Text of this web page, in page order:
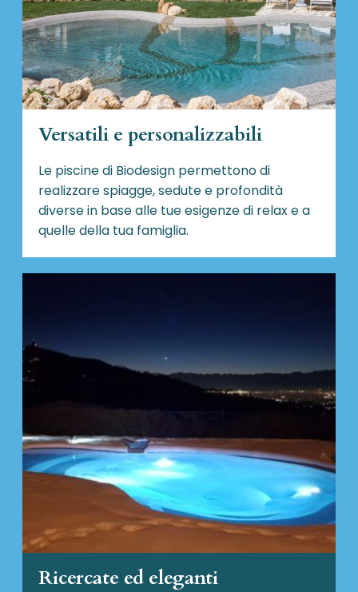
Versatili e personalizzabili
Le piscine di Biodesign permettono di
realizzare spiagge, sedute e profondità
diverse in base alle tue esigenze di relax e a
quelle della tua famiglia.
Ricercate ed eleganti